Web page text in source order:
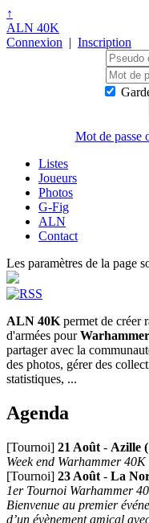
↑
ALN 40K
Connexion | Inscription
Mot de passe
Listes
Joueurs
Photos
G-Fig
ALN
Contact
Les paramètres de la page
ALN 40K permet de créer
d'armées pour
partager avec la
des photos, gérer des
statistiques, ...
Agenda
[Tournoi] 21 Août - Azille
Week end Warhammer
[Tournoi] 23 Août - La
1er Tournoi Warhammer
Bienvenue au premier
d’un évènement amical